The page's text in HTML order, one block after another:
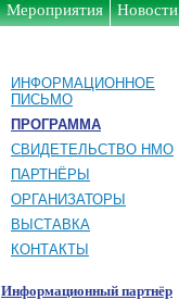
Мероприятия Новости
ИНФОРМАЦИОННОЕ
ПИСЬМО
ПРОГРАММА
СВИДЕТЕЛЬСТВО НМО
ПАРТНЁРЫ
ОРГАНИЗАТОРЫ
ВЫСТАВКА
КОНТАКТЫ
Информационный партнёр